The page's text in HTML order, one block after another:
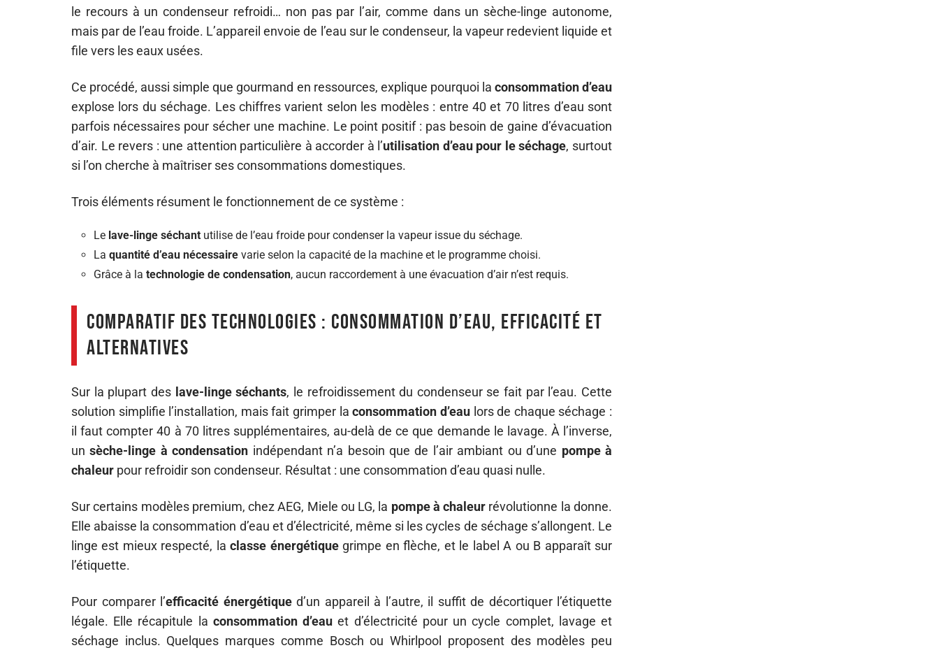
le recours à un condenseur refroidi… non pas par l’air, comme dans un sèche-linge autonome,
mais par de l’eau froide. L’appareil envoie de l’eau sur le condenseur, la vapeur redevient liquide et
file vers les eaux usées.
Ce procédé, aussi simple que gourmand en ressources, explique pourquoi la consommation d’eau
explose lors du séchage. Les chiffres varient selon les modèles : entre 40 et 70 litres d’eau sont
parfois nécessaires pour sécher une machine. Le point positif : pas besoin de gaine d’évacuation
d’air. Le revers : une attention particulière à accorder à l’utilisation d’eau pour le séchage, surtout
si l’on cherche à maîtriser ses consommations domestiques.
Trois éléments résument le fonctionnement de ce système :
Le lave-linge séchant utilise de l’eau froide pour condenser la vapeur issue du séchage.
La quantité d’eau nécessaire varie selon la capacité de la machine et le programme choisi.
Grâce à la technologie de condensation, aucun raccordement à une évacuation d’air n’est requis.
Comparatif des technologies : consommation d’eau, efficacité et
alternatives
Sur la plupart des lave-linge séchants, le refroidissement du condenseur se fait par l’eau. Cette
solution simplifie l’installation, mais fait grimper laconsommation d’eaulors de chaque séchage :
il faut compter 40 à 70 litres supplémentaires, au-delà de ce que demande le lavage. À l’inverse,
unsèche-linge à condensation indépendant n’a besoin que de l’air ambiant ou d’une pompe à
chaleur pour refroidir son condenseur. Résultat : une consommation d’eau quasi nulle.
Sur certains modèles premium, chez AEG, Miele ou LG, la pompe à chaleur révolutionne la donne.
Elle abaisse la consommation d’eau et d’électricité, même si les cycles de séchage s’allongent. Le
linge est mieux respecté, laclasse énergétiquegrimpe en flèche, et le label A ou B apparaît sur
l’étiquette.
Pour comparer l’efficacité énergétiqued’un appareil à l’autre, il suffit de décortiquer l’étiquette
légale. Elle récapitule la consommation d’eau et d’électricité pour un cycle complet, lavage et
séchage inclus. Quelques marques comme Bosch ou Whirlpool proposent des modèles peu